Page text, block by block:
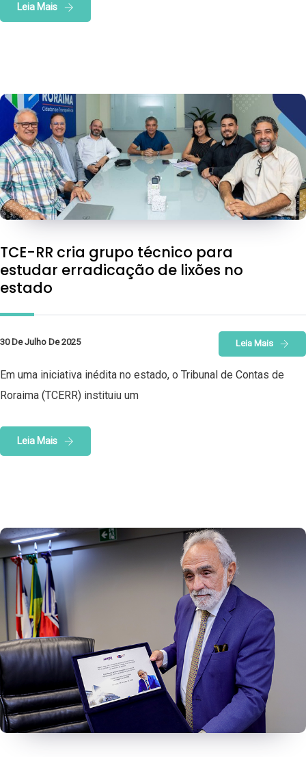
Leia Mais
TCE-RR cria grupo técnico para
estudar erradicação de lixões no
estado
30 De Julho De 2025 Leia Mais
Em uma iniciativa inédita no estado, o Tribunal de Contas de
Roraima (TCERR) instituiu um
Leia Mais